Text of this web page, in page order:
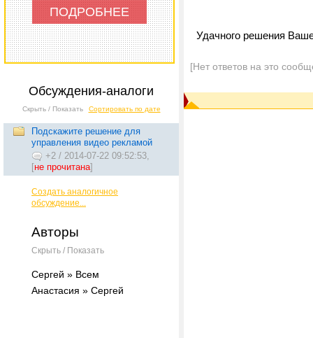
ПОДРОБНЕЕ
Обсуждения-аналоги
Скрыть / Показать Сортировать по дате
Подскажите решение для
управления видео рекламой
+2 / 2014-07-22 09:52:53,
[не прочитана]
Создать аналогичное
обсуждение...
Авторы
Скрыть / Показать
Сергей » Всем
Анастасия » Сергей
Удачного решения
[Нет ответов на это